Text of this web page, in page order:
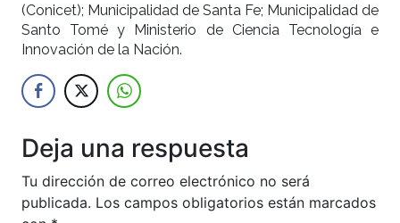
(Conicet); Municipalidad de Santa Fe; Municipalidad de
Santo Tomé y Ministerio de Ciencia Tecnología e
Innovación de la Nación.
Deja una respuesta
Tu dirección de correo electrónico no será
publicada. Los campos obligatorios están marcados